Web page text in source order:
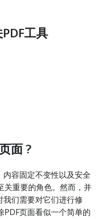
工具
面 ?
容固定不变性以及安全
关重要的角色。然而，并
们需要对它们进行修
页面看似一个简单的